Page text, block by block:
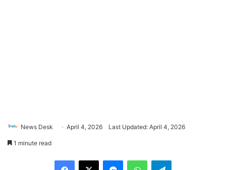
News Desk April 4, 2026 Last Updated: April 4, 2026
1 minute read